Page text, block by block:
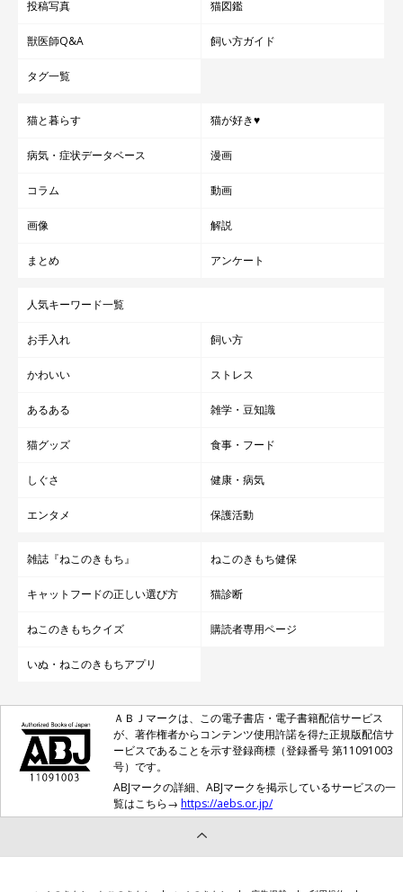
投稿写真 猫図鑑
獣医師Q&A 飼い方ガイド
タグ一覧
猫と暮らす 猫が好き♥
病気・症状データベース 漫画
コラム 動画
画像 解説
まとめ アンケート
人気キーワード一覧
お手入れ 飼い方
かわいい ストレス
あるある 雑学・豆知識
猫グッズ 食事・フード
しぐさ 健康・病気
エンタメ 保護活動
雑誌『ねこのきもち』 ねこのきもち健保
キャットフードの正しい選び方 猫診断
ねこのきもちクイズ 購読者専用ページ
いぬ・ねこのきもちアプリ
ＡＢＪマークは、この電子書店・電子書籍配信サービス
が、著作権者からコンテンツ使用許諾を得た正規版配信サ
ービスであることを示す登録商標（登録番号 第11091003
号）です。
ABJマークの詳細、ABJマークを掲示しているサービスの一
覧はこちら→ https://aebs.or.jp/